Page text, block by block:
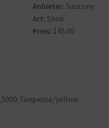
Anbieter: Saucony
Art: Shoe
Preis: 145.00
5000 Turquoise/yellow